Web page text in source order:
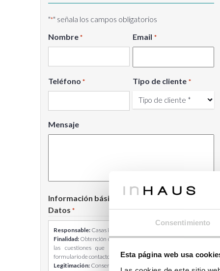
Consentimiento
Esta página web usa
"*" señala los campos obligatorios
Nombre * Email *
Teléfono * Tipo de cliente *
Mensaje
Información básica sobre Protección de
Datos *
Responsable: Casas inHAUS S.L.
Finalidad: Obtención de tu consentimiento para responder a
las cuestiones que nos planteas a través de nuestro
formulario de contacto.
Legitimación: Consentimiento del interesado.